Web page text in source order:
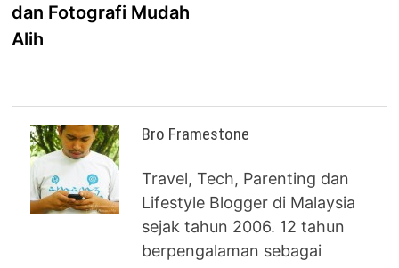
dan Fotografi Mudah
Alih
Bro Framestone
Travel, Tech, Parenting dan
Lifestyle Blogger di Malaysia
sejak tahun 2006. 12 tahun
berpengalaman sebagai